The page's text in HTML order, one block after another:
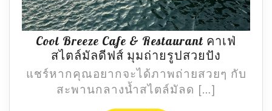
Cool Breeze Cafe & Restaurant คาเฟ่
สไตล์มัลดีฟส์ มุมถ่ายรูปสวยปัง
Breeze
Cafe
แชร์หากคุณอยากจะได้ภาพถ่ายสวยๆ กับ
สะพานกลางน้ำสไตล์มัลด […]